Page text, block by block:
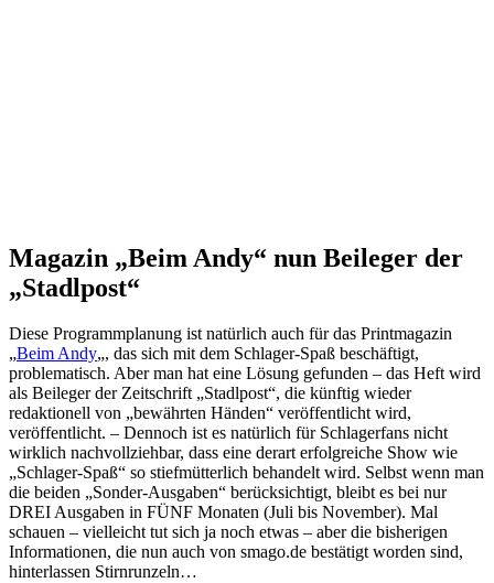
Magazin „Beim Andy“ nun Beileger der
„Stadlpost“
Diese Programmplanung ist natürlich auch für das Printmagazin
„Beim Andy„, das sich mit dem Schlager-Spaß beschäftigt,
problematisch. Aber man hat eine Lösung gefunden – das Heft wird
als Beileger der Zeitschrift „Stadlpost“, die künftig wieder
redaktionell von „bewährten Händen“ veröffentlicht wird,
veröffentlicht. – Dennoch ist es natürlich für Schlagerfans nicht
wirklich nachvollziehbar, dass eine derart erfolgreiche Show wie
„Schlager-Spaß“ so stiefmütterlich behandelt wird. Selbst wenn man
die beiden „Sonder-Ausgaben“ berücksichtigt, bleibt es bei nur
DREI Ausgaben in FÜNF Monaten (Juli bis November). Mal
schauen – vielleicht tut sich ja noch etwas – aber die bisherigen
Informationen, die nun auch von smago.de bestätigt worden sind,
hinterlassen Stirnrunzeln…